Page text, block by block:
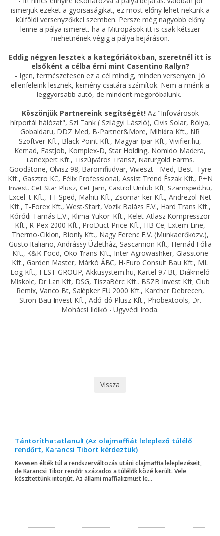
ismerjük ezeket a gyorsaságikat, ez most előny lehet nekünk a
külföldi versenyzőkkel szemben. Persze még nagyobb előny
lenne a pálya ismeret, ha a Mitropások itt is csak kétszer
mehetnének végig ‎a pálya bejáráson.
Eddig négyen lesztek a kategóriátokban, szeretnél itt is
elsőként a célba érni mint Casentino Rallyn?
- Igen, természetesen ez a cél mindig, minden versenyen. Jó
ellenfeleink lesznek, kemény csatára számítok. Nem a miénk a
leggyorsabb autó, de mindent megpróbálunk.
Köszönjük Partnereink segítségét! Az "Infovárosok
hírportál hálózat", Szl Tank ( Szilágyi László), Civis Solar, Bólya,
Gobaldaru, DDZ Med, B-Partner&More, Mihidra Kft., NR
Szoftver Kft., Black Point Kft., Magyar Ipar Kft., Vivifier.hu,
Kemad, EastJob, Komplex-D, Star Holding, Nomido Madera,
Lanexpert Kft., Tiszújváros Transz, Naturgold Farms,
GoodStone, Olvisz 98, Baromfiudvar, Vivieszt - Med, Best -Tyre
Kft., Gasztro KC, Félix Professional, Assist Trend Észak Kft., P+N
Invest, Cet Star Plusz, Cet Jam, Castrol Unilub Kft, Szamsped.hu,
Excel It Kft., TT Sped, Mahiti Kft., Zsomar-ker Kft., Andrezol-Net
Kft., T-Forex Kft., West-Start, Vozik Balázs E.V., Hard Trans Kft.,
Kóródi Tamás E.V., Klima Yukon Kft., Kelet-Atlasz Kompresszor
Kft., R-Pex 2000 Kft., ProDuct-Price Kft., HB Ce, Extem Line,
Thermo-Ciklon, Bionly Kft., Nagy Ferenc E.V. (Munkaerőközv.),
Gusto Italiano, Andrássy Üzletház, Sascamion Kft., Hernád Fólia
Kft., K&K Food, Öko Trans Kft., Inter Agrowashker, Glasstone
Kft., Garden Master, Márkó ÁBC, H-Euro Consult Bau Kft., ML
Log Kft., FEST-GROUP, Akkusystem.hu, Kartel 97 Bt, Diákmeló
Miskolc, Dr Lan Kft, DSG, TiszaBérc Kft., BSZB Invest Kft, Club
Remix, Vanco Bt, Salépker EU 2000 Kft., Karcher Debrecen,
Stron Bau Invest Kft., Adó-dó Plusz Kft., Phobextools, Dr.
Mohácsi Ildikó - Ügyvédi Iroda.
Vissza
Tántoríthatatlanul! (Az olajmaffiát leleplező túlélő
rendőrt, Karancsi Tibort kérdeztük)
Kevesen élték túl a rendszerváltozás utáni olajmaffia leleplezéseit,
de Karancsi Tibor rendőr százados a túlélők közé került. Vele
készítettünk interjút. Az állami maffializmust le...